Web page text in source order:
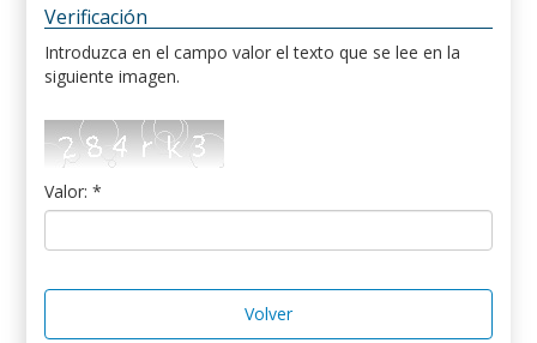
Verificación
Introduzca en el campo valor el texto que se lee en la
siguiente imagen.
Valor: *
Volver